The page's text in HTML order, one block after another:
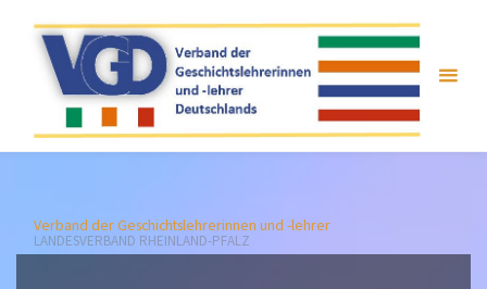
springen
Verband der Geschichtslehrerinnen und -lehrer
LANDESVERBAND RHEINLAND-PFALZ